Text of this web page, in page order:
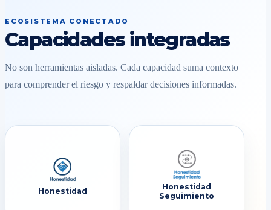
ECOSISTEMA CONECTADO
Capacidades integradas
No son herramientas aisladas. Cada capacidad suma contexto
para comprender el riesgo y respaldar decisiones informadas.
Honestidad
Honestidad
Seguimiento